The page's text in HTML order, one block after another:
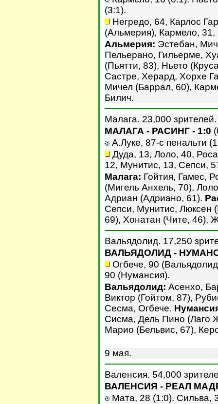
(3:1).
Негредо, 64, Карлос
(Альмерия), Кармело, 31,
Альмерия: Эстебан,
Пельерано, Гильерме,
(Пьятти, 83), Ньето
Састре, Херард, Хорхе
Мичел (Баррал, 60),
Билич.
Малага. 23,000 зрителей.
МАЛАГА - РАСИНГ - 1:0
А.Луке, 87-с пенальти
Дуда, 13, Лоло, 40,
12, Мунитис, 13, Сепси,
Малага: Гойтия, Гамес,
(Мигель Анхель, 70),
Адриан (Адриано, 61).
Сепси, Мунитис, Люксен
69), Хонатан (Чите, 46),
Вальядолид. 17,250
ВАЛЬЯДОЛИД -
Огбече, 90
90 (Нумансия).
Вальядолид: Асенхо,
Виктор (Гойтом, 87),
Сесма, Огбече.
Сисма, Дель Пино (Лаго
Марио (Бельвис, 67),
9 мая.
Валенсия. 54,000
ВАЛЕНСИЯ - РЕАЛ
Мата, 28 (1:0). Сильва,